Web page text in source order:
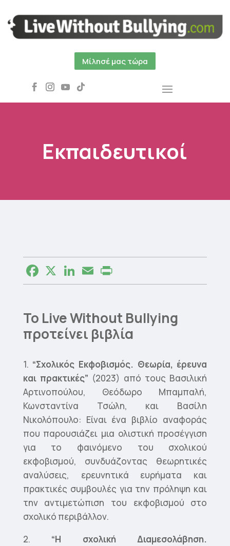
Μίλησέ μας τώρα
Εκπαιδευτικοί
FacebookLinkedIn
Email
Το Live Without Bullying
προτείνει βιβλία
1. “Σχολικός Εκφοβισμός. Θεωρία, έρευνα
και πρακτικές” (2023) από τους Βασιλική
Αρτινοπούλου, Θεόδωρο Μπαμπαλή,
Κωνσταντίνα Τσώλη, και Βασίλη
Νικολόπουλο: Είναι ένα βιβλίο αναφοράς
που παρουσιάζει μια ολιστική προσέγγιση
για το φαινόμενο του σχολικού
εκφοβισμού, συνδυάζοντας θεωρητικές
αναλύσεις, ερευνητικά ευρήματα και
πρακτικές συμβουλές για την πρόληψη και
την αντιμετώπιση του εκφοβισμού στο
σχολικό περιβάλλον.
2. “Η σχολική Διαμεσολάβηση.